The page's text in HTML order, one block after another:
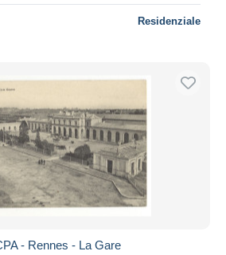
Residenziale
- Rennes - La Gare